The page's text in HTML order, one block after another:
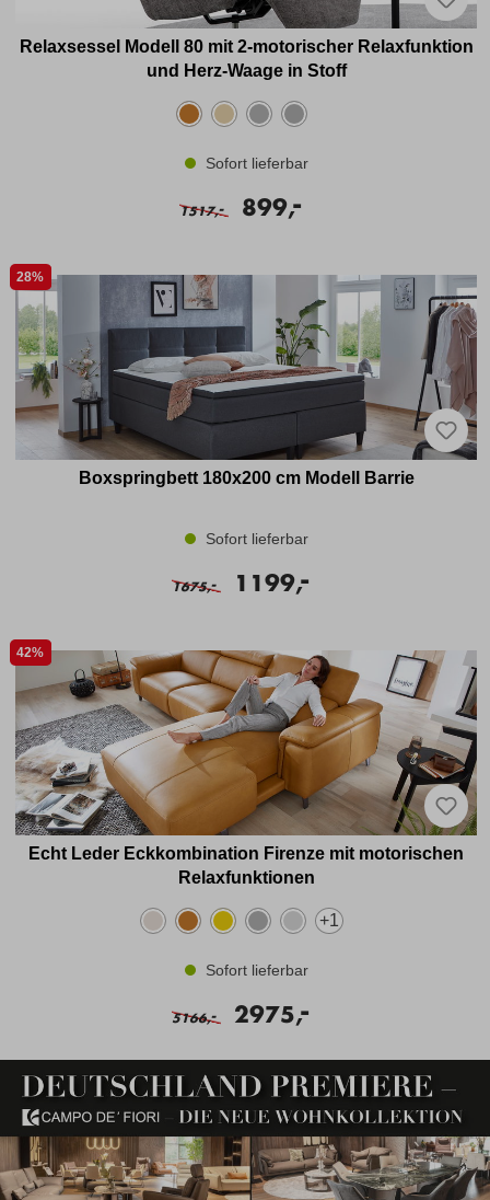
Relaxsessel Modell 80 mit 2-motorischer Relaxfunktion
und Herz-Waage in Stoff
Sofort lieferbar
1517,
- 899,
-
28%
Boxspringbett 180x200 cm Modell Barrie
Sofort lieferbar
1675,
- 1199,
-
42%
Echt Leder Eckkombination Firenze mit motorischen
Relaxfunktionen
+1
Sofort lieferbar
5166,
- 2975,
-